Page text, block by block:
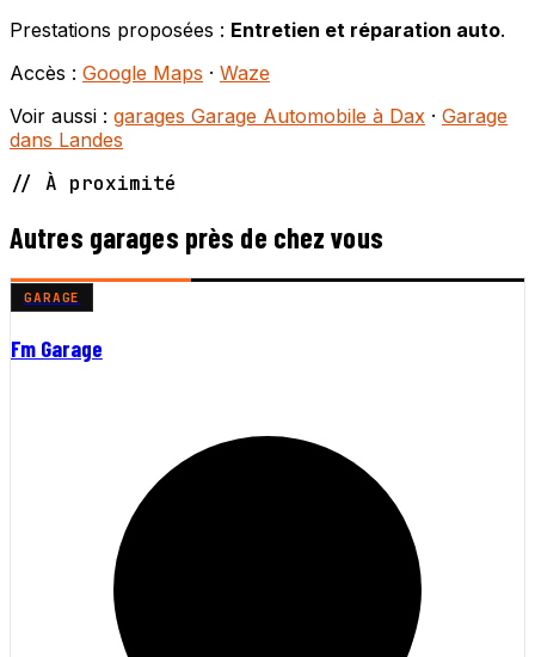
Prestations proposées : Entretien et réparation auto.
Accès : Google Maps · Waze
Voir aussi : garages Garage Automobile à Dax · Garage
dans Landes
// À proximité
Autres garages près de chez vous
GARAGE
Fm Garage